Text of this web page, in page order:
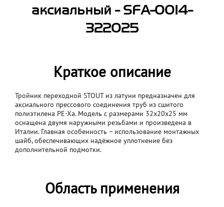
аксиальный - SFA-0014-
322025
Краткое описание
Тройник переходной STOUT из латуни предназначен для
аксиального прессового соединения труб из сшитого
полиэтилена PE-Xa. Модель с размерами 32x20x25 мм
оснащена двумя наружными резьбами и произведена в
Италии. Главная особенность – использование монтажных
шайб, обеспечивающих надёжное уплотнение без
дополнительной подмотки.
Область применения